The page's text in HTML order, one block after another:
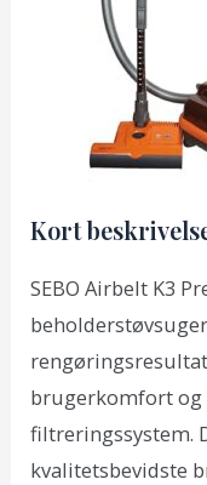
Kort
SEBO Airbelt K3
brugerkomfort og
filtreringssystem.
kvalitetsbevidste